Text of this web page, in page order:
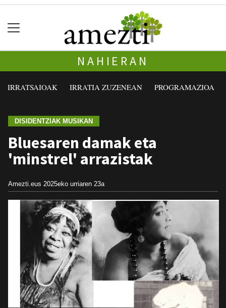
NAHIERAN
IRRATSAIOAK IRRATIA ZUZENEAN PROGRAMAZIOA
DISIDENTZIAK MUSIKAN
Bluesaren damak eta
'minstrel' arrazistak
Amezti.eus 2025eko urriaren 23a